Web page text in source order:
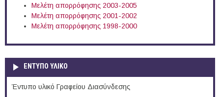
Μελέτη απορρόφησης 2003-2005
Μελέτη απορρόφησης 2001-2002
Μελέτη απορρόφησης 1998-2000
ΕΝΤΥΠΟ ΥΛΙΚΟ
Έντυπο υλικό Γραφείου Διασύνδεσης